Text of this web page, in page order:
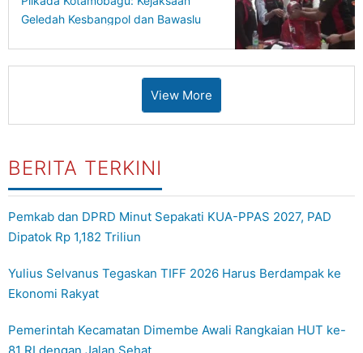
Geledah Kesbangpol dan Bawaslu
View More
BERITA TERKINI
Pemkab dan DPRD Minut Sepakati KUA-PPAS 2027, PAD
Dipatok Rp 1,182 Triliun
Yulius Selvanus Tegaskan TIFF 2026 Harus Berdampak ke
Ekonomi Rakyat
Pemerintah Kecamatan Dimembe Awali Rangkaian HUT ke-